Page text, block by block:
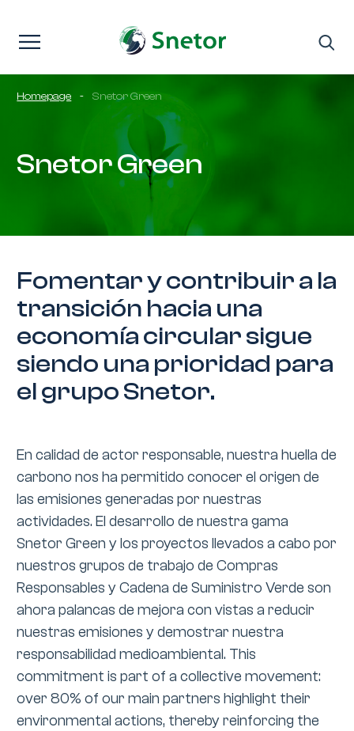
Homepage - Snetor Green
Snetor Green
Fomentar y contribuir a la
transición hacia una
economía circular sigue
siendo una prioridad para
el grupo Snetor.
En calidad de actor responsable, nuestra huella de
carbono nos ha permitido conocer el origen de
las emisiones generadas por nuestras
actividades. El desarrollo de nuestra gama
Snetor Green y los proyectos llevados a cabo por
nuestros grupos de trabajo de Compras
Responsables y Cadena de Suministro Verde son
ahora palancas de mejora con vistas a reducir
nuestras emisiones y demostrar nuestra
responsabilidad medioambiental. This
commitment is part of a collective movement:
over 80% of our main partners highlight their
environmental actions, thereby reinforcing the